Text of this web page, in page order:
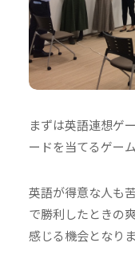
まずは英語連想ゲ
ードを当てるゲーム
英語が得意な人も
で勝利したときの
感じる機会となりま